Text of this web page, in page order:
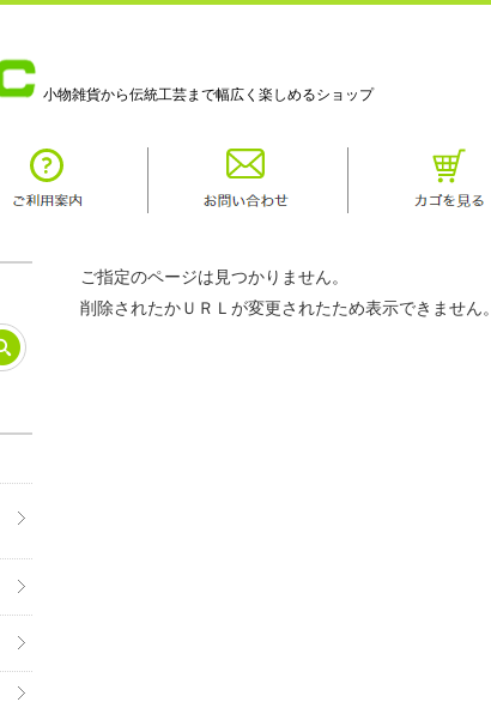
小物雑貨から伝統工芸まで幅広く楽しめるショップ
ご指定のページは見つかりません。
削除されたかＵＲＬが変更されたため表示できません。